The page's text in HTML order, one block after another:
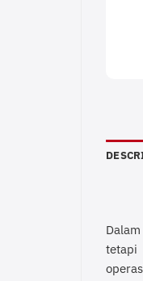
tetapi